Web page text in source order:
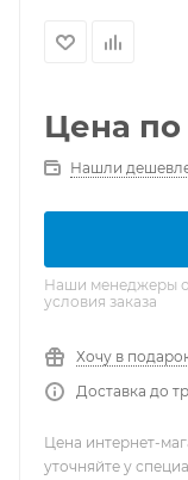
Цена по
Нашли
Наши менеджеры
условия заказа
Хочу в
Доставка до
Цена интернет-
уточняйте у